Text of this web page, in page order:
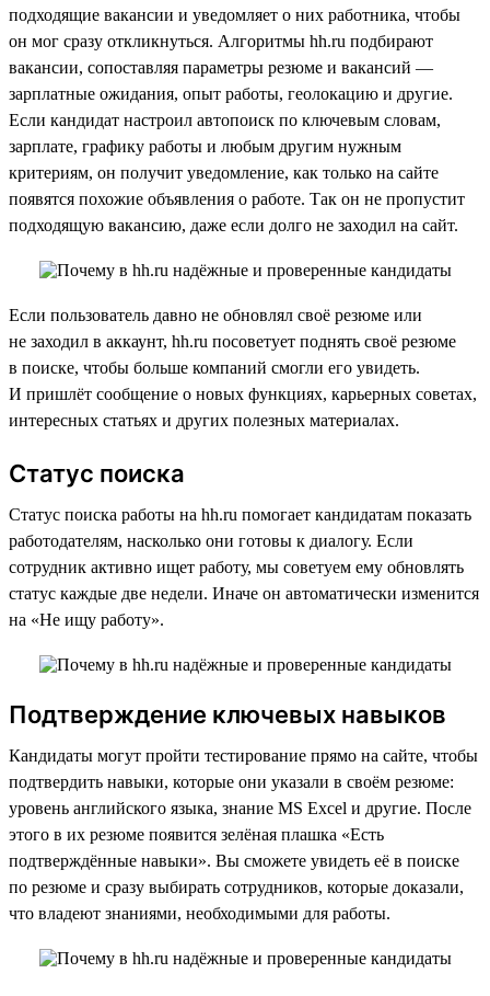
подходящие вакансии и уведомляет о них работника, чтобы
он мог сразу откликнуться. Алгоритмы hh.ru подбирают
вакансии, сопоставляя параметры резюме и вакансий —
зарплатные ожидания, опыт работы, геолокацию и другие.
Если кандидат настроил автопоиск по ключевым словам,
зарплате, графику работы и любым другим нужным
критериям, он получит уведомление, как только на сайте
появятся похожие объявления о работе. Так он не пропустит
подходящую вакансию, даже если долго не заходил на сайт.
Если пользователь давно не обновлял своё резюме или
не заходил в аккаунт, hh.ru посоветует поднять своё резюме
в поиске, чтобы больше компаний смогли его увидеть.
И пришлёт сообщение о новых функциях, карьерных советах,
интересных статьях и других полезных материалах.
Статус поиска
Статус поиска работы на hh.ru помогает кандидатам показать
работодателям, насколько они готовы к диалогу. Если
сотрудник активно ищет работу, мы советуем ему обновлять
статус каждые две недели. Иначе он автоматически изменится
на «Не ищу работу».
Подтверждение ключевых навыков
Кандидаты могут пройти тестирование прямо на сайте, чтобы
подтвердить навыки, которые они указали в своём резюме:
уровень английского языка, знание MS Excel и другие. После
этого в их резюме появится зелёная плашка «Есть
подтверждённые навыки». Вы сможете увидеть её в поиске
по резюме и сразу выбирать сотрудников, которые доказали,
что владеют знаниями, необходимыми для работы.